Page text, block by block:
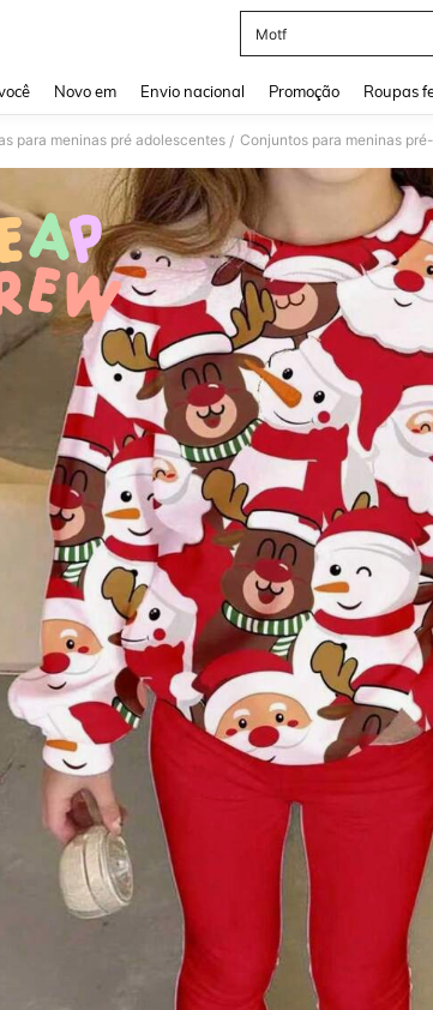
Motf
Novo em Envio nacional Promoção Roupas
para meninas pré adolescentes / Conjuntos para meninas